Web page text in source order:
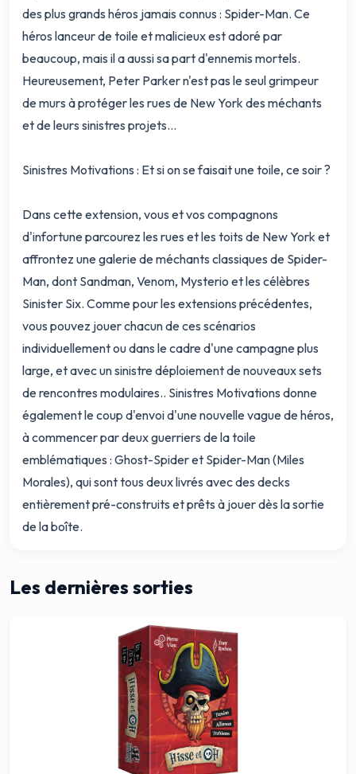
des plus grands héros jamais connus : Spider-Man. Ce
héros lanceur de toile et malicieux est adoré par
beaucoup, mais il a aussi sa part d'ennemis mortels.
Heureusement, Peter Parker n'est pas le seul grimpeur
de murs à protéger les rues de New York des méchants
et de leurs sinistres projets...
Sinistres Motivations : Et si on se faisait une toile, ce soir ?
Dans cette extension, vous et vos compagnons
d'infortune parcourez les rues et les toits de New York et
affrontez une galerie de méchants classiques de Spider-
Man, dont Sandman, Venom, Mysterio et les célèbres
Sinister Six. Comme pour les extensions précédentes,
vous pouvez jouer chacun de ces scénarios
individuellement ou dans le cadre d'une campagne plus
large, et avec un sinistre déploiement de nouveaux sets
de rencontres modulaires.. Sinistres Motivations donne
également le coup d'envoi d'une nouvelle vague de héros,
à commencer par deux guerriers de la toile
emblématiques : Ghost-Spider et Spider-Man (Miles
Morales), qui sont tous deux livrés avec des decks
entièrement pré-construits et prêts à jouer dès la sortie
de la boîte.
Les dernières sorties